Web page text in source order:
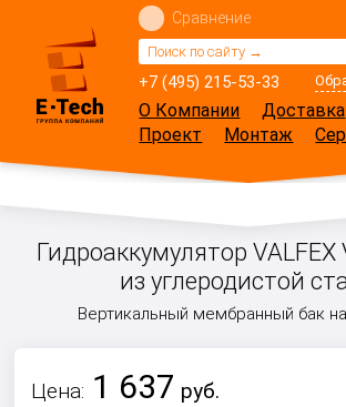
+7 (495) 215-53-33
Сравнение
О Компании Доставка
Проект
Монтаж
Гидроаккумулятор VALFEX
из углеродистой
Вертикальный мембранный бак
Цена: 1 637 руб.